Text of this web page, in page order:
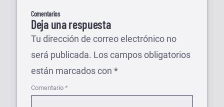
Comentarios
Deja una respuesta
Tu dirección de correo electrónico no
será publicada. Los campos obligatorios
están marcados con *
Comentario *